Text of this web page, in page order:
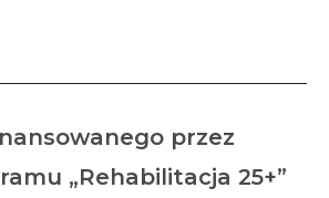
przez
„Rehabilitacja 25+”